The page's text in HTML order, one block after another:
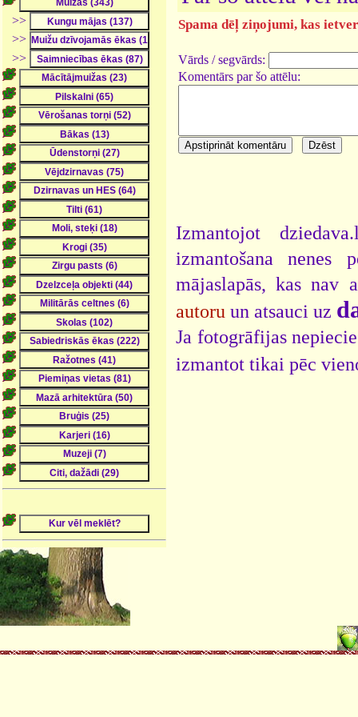
>>
>>
>>
Spama dēļ ziņojumi, kas
Vārds / segvārds:
Komentārs par šo attēlu:
Izmantojot
izmantošana nenes
mājaslapās, kas
autoru un atsauci uz
Ja fotogrāfijas
izmantot tikai pēc